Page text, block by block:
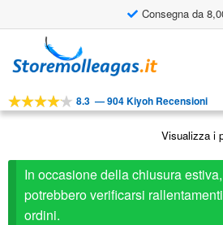
Consegna da
Utile strumento di
alla
al
STRUMENTI
APPLICAZIONI
SERVIZIO CLIENTI
8.3 —904 Kiyoh Recensioni
Visualizza i
In occasione della chiusura
potrebbero verificarsi
ordini.